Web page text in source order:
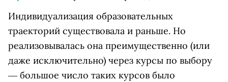
Индивидуализация образовательных
траекторий существовала и раньше. Но
реализовывалась она преимущественно (или
даже исключительно) через курсы по выбору
― большое число таких курсов было